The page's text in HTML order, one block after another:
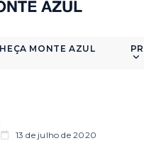
MONTE AZUL
13 de julho de 2020